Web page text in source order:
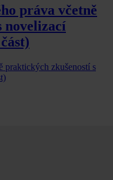
práva včetně
novelizací
praktických zkušeností s